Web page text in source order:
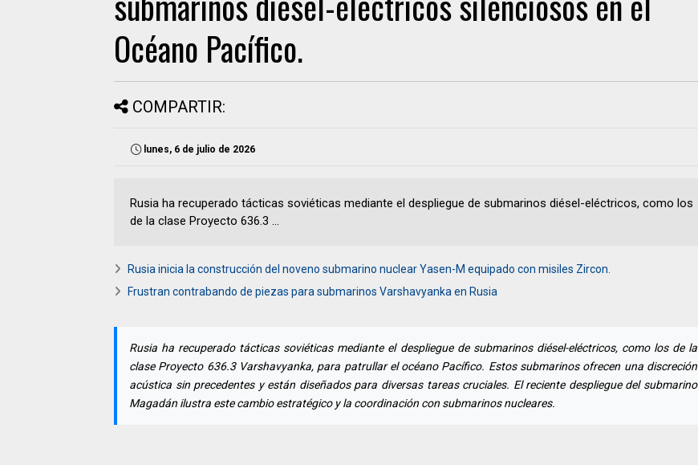
Océano Pacífico.
COMPARTIR:
lunes, 6 de julio de 2026
Rusia ha recuperado tácticas soviéticas mediante el despliegue de submarinos diésel-eléctricos, como los
de la clase Proyecto 636.3 ...
Rusia inicia la construcción del noveno submarino nuclear Yasen-M equipado con misiles Zircon.
Frustran contrabando de piezas para submarinos Varshavyanka en Rusia
Rusia ha recuperado tácticas soviéticas mediante el despliegue de submarinos diésel-eléctricos, como los de la
clase Proyecto 636.3 Varshavyanka, para patrullar el océano Pacífico. Estos submarinos ofrecen una discreción
acústica sin precedentes y están diseñados para diversas tareas cruciales. El reciente despliegue del submarino
Magadán ilustra este cambio estratégico y la coordinación con submarinos nucleares.